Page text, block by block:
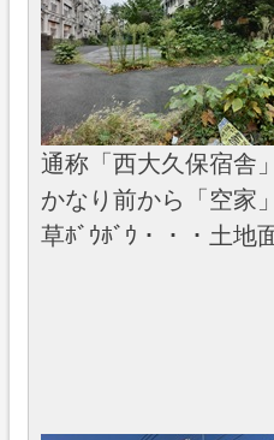
通称「西大久保宿舎
かなり前から「空家
草ﾎﾞｳﾎﾞｳ・・・土地